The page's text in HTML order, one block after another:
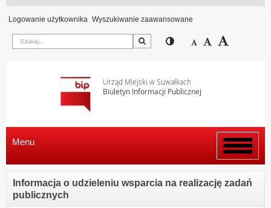
Logowanie użytkownika Wyszukiwanie zaawansowane
Szukaj Przełącz pomiędzy
Zmniejsz
Domyślny
Urząd Miejski w Suwałkach
Biuletyn Informacji Publicznej
Włącz
menu
Menu
Informacja o udzieleniu wsparcia na realizację zadań
publicznych